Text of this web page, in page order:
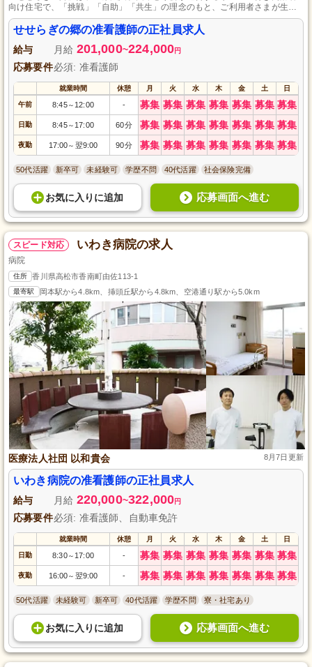
向け住宅で、「挑戦」「自助」「共生」の理念のもと、ご利用者さまが生き
る喜びを感じ、自助努力できるよう機能訓練も実施。子育て世代でも安心の
育児休暇制度が整っており、私たちとともに前進する場所を目指しません
か。
せせらぎの郷の准看護師の正社員求人
給与 月給 201,000~224,000円
応募要件必須: 准看護師
就業時間 休憩 月 火 水 木 金 土 日
午前 8:45～ 12:00 - 募集 募集 募集 募集 募集 募集 募集
日勤 8:45～ 17:00 60分 募集 募集 募集 募集 募集 募集 募集
夜勤 17:00～ 翌9:00 90分 募集 募集 募集 募集 募集 募集 募集
50代活躍 新卒可 未経験可 学歴不問 40代活躍 社会保険完備
お気に入り に追加 応募画面へ進む
スピード対応 いわき病院の求人
病院
住所 香川県高松市香南町由佐113-1
最寄駅 岡本駅から4.8km、挿頭丘駅から4.8km、空港通り駅から5.0km
医療法人社団 以和貴会 8月7日更新
いわき病院の准看護師の正社員求人
給与 月給 220,000~322,000円
応募要件必須: 准看護師、自動車免許
就業時間 休憩 月 火 水 木 金 土 日
日勤 8:30～ 17:00 - 募集 募集 募集 募集 募集 募集 募集
夜勤 16:00～ 翌9:00 - 募集 募集 募集 募集 募集 募集 募集
50代活躍 未経験可 新卒可 40代活躍 学歴不問 寮・社宅あり
お気に入り に追加 応募画面へ進む